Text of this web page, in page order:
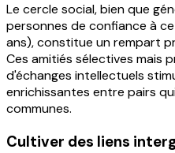
Le cercle social, bien que
personnes de confiance à
ans), constitue un rempart
Ces amitiés sélectives mais
d'échanges intellectuels
enrichissantes entre pairs
communes.
Cultiver des liens